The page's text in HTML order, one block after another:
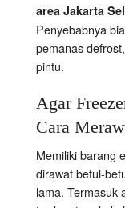
area Jakarta
Penyebabnya
pemanas
pintu.
Agar
Cara
Memiliki barang
dirawat betul-
lama. Termasuk